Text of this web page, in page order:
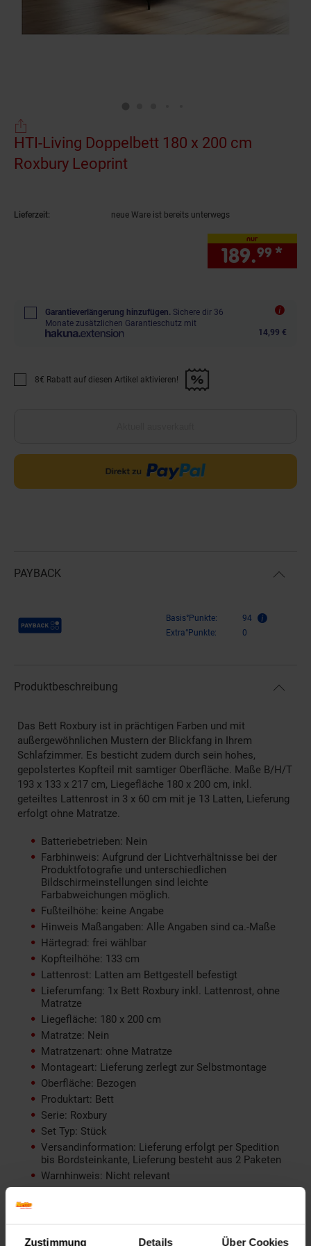
Zustimmung Details Über Cookies
HTI-Living Doppelbett 180 x 200 cm
Roxbury Leoprint
Lieferzeit: neue Ware ist bereits unterwegs
nur
189.99 *
Garantieverlängerung hinzufügen. Sichere dir 36
Monate zusätzlichen Garantieschutz mit
14,99 €
Promotion "8€ Rabatt auf diesen Artikel aktivieren!" anwenden
8€ Rabatt auf diesen Artikel aktivieren!
PAYBACK
Payback Punkte Basis°Punkte:
94
Extra°Punkte:
0
Produktbeschreibung
Das Bett Roxbury ist in prächtigen Farben und mit
außergewöhnlichen Mustern der Blickfang in Ihrem
Schlafzimmer. Es besticht zudem durch sein hohes,
gepolstertes Kopfteil mit samtiger Oberfläche. Maße B/H/T
193 x 133 x 217 cm, Liegefläche 180 x 200 cm, inkl.
geteiltes Lattenrost in 3 x 60 cm mit je 13 Latten, Lieferung
erfolgt ohne Matratze.
Batteriebetrieben: Nein
Farbhinweis: Aufgrund der Lichtverhältnisse bei der
Produktfotografie und unterschiedlichen
Bildschirmeinstellungen sind leichte
Farbabweichungen möglich.
Fußteilhöhe: keine Angabe
Hinweis Maßangaben: Alle Angaben sind ca.-Maße
Härtegrad: frei wählbar
Kopfteilhöhe: 133 cm
Lattenrost: Latten am Bettgestell befestigt
Lieferumfang: 1x Bett Roxbury inkl. Lattenrost, ohne
Matratze
Liegefläche: 180 x 200 cm
Matratze: Nein
Matratzenart: ohne Matratze
Montageart: Lieferung zerlegt zur Selbstmontage
Oberfläche: Bezogen
Produktart: Bett
Serie: Roxbury
Set Typ: Stück
Versandinformation: Lieferung erfolgt per Spedition
bis Bordsteinkante, Lieferung besteht aus 2 Paketen
Warnhinweis: Nicht relevant